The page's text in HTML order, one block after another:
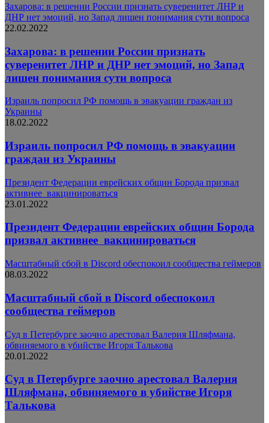
Захарова: в решении России признать суверенитет ЛНР и
ДНР нет эмоций, но Запад лишен понимания сути вопроса
22.02.2022
Захарова: в решении России признать
суверенитет ЛНР и ДНР нет эмоций, но Запад
лишен понимания сути вопроса
Израиль попросил РФ помощь в эвакуации граждан из
Украины
18.02.2022
Израиль попросил РФ помощь в эвакуации
граждан из Украины
Президент Федерации еврейских общин Борода призвал
активнее ​ вакцинироваться
23.01.2022
Президент Федерации еврейских общин Борода
призвал активнее ​ вакцинироваться
Масштабный сбой в Discord обеспокоил сообщества геймеров
08.03.2022
Масштабный сбой в Discord обеспокоил
сообщества геймеров
Суд в Петербурге заочно арестовал Валерия Шляфмана,
обвиняемого в убийстве Игоря Талькова
20.01.2022
Суд в Петербурге заочно арестовал Валерия
Шляфмана, обвиняемого в убийстве Игоря
Талькова